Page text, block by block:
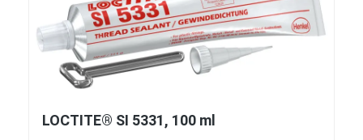
LOCTITE® SI 5331, 100 ml